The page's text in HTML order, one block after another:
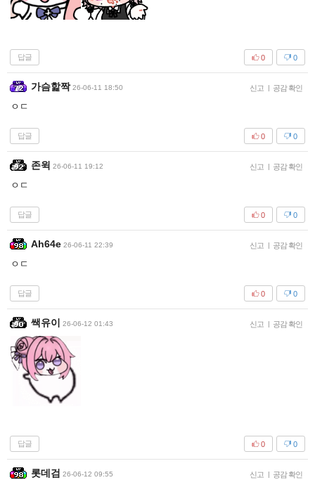
답글 0
0
가슴핥짝 26-06-11 18:50 신고 | 공감 확인
ㅇㄷ
답글 0
0
존윅 26-06-11 19:12 신고 | 공감 확인
ㅇㄷ
답글 0
0
Ah64e 26-06-11 22:39 신고 | 공감 확인
ㅇㄷ
답글 0
0
쌕유이 26-06-12 01:43 신고 | 공감 확인
답글 0
0
롯데검 26-06-12 09:55 신고 | 공감 확인